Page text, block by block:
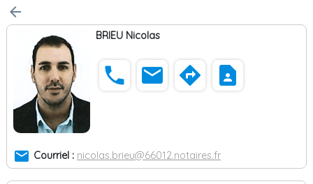
arrow_back
BRIEU Nicolas
phone email directions contact_page
email Courriel : nicolas.brieu@66012.notaires.fr